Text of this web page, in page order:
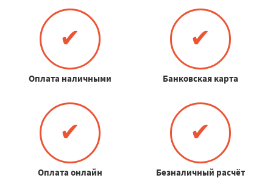
✔
Оплата наличными
✔
Банковская карта
✔
Оплата онлайн
✔
Безналичный расчёт